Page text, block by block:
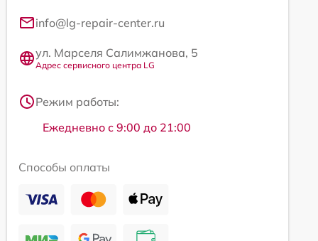
info@lg-repair-center.ru
ул. Марселя Салимжанова, 5
Адрес сервисного центра LG
Режим работы:
Ежедневно с 9:00 до 21:00
Способы оплаты